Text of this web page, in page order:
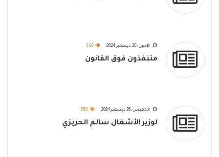
الاثنين, 30 ديسمبر 2024 593
متنفذون فوق القانون
الخميس, 26 ديسمبر 2024 650
لوزير الأشغال سالم الحريزي